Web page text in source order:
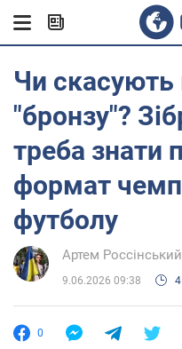
Чи скасують
"бронзу"?
треба знати
формат
футболу
Артем Россінський
9.06.2026 09:38
0